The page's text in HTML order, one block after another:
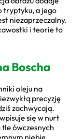
tryptyku, a jego
niezaprzeczalny.
i teorie to
Boscha
oleju na
precyzję
zachwycają.
się w nurt
ówczesnych
niebie.